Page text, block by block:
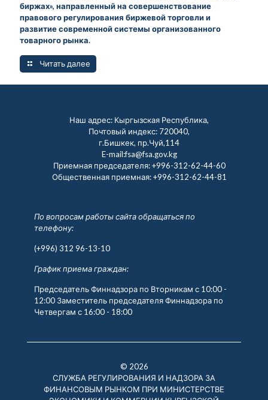
биржах», направленный на совершенствование
правового регулирования биржевой торговли и
развитие современной системы организованного
товарного рынка.
Читать далее
Наш адрес: Кыргызская Республика,
Почтовый индекс: 720040,
г.Бишкек, пр.Чуй,114
E-mail:fsa@fsa.gov.kg
Приемная председателя:+996-312-62-44-60
Общественная приемная:+996-312-62-44-81
По вопросам работы сайта обращаться по
телефону:
(+996) 312 96-13-10
График приема граждан:
Председатель Финнадзора по Вторникам с 10:00 -
12:00 Заместитель председателя Финнадзора по
Четвергам с 16:00 - 18:00
© 2026
СЛУЖБА РЕГУЛИРОВАНИЯ И НАДЗОРА ЗА
ФИНАНСОВЫМ РЫНКОМ ПРИ МИНИСТЕРСТВЕ